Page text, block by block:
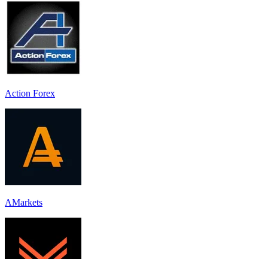
Action Forex
AMarkets